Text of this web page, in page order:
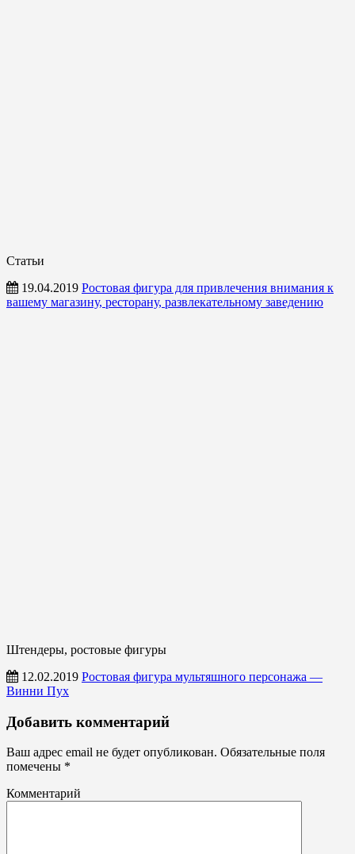
Статьи
19.04.2019 Ростовая фигура для привлечения внимания к
вашему магазину, ресторану, развлекательному заведению
Штендеры, ростовые фигуры
12.02.2019 Ростовая фигура мультяшного персонажа —
Винни Пух
Штендеры,
ростовые
фигуры
Добавить комментарий
Ваш адрес email не будет опубликован. Обязательные поля
помечены *
Комментарий